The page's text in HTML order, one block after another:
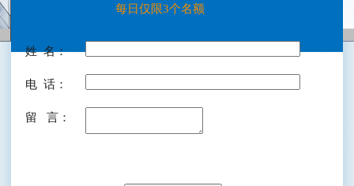
每日仅限3个名额
姓 名：
电 话：
留 言：